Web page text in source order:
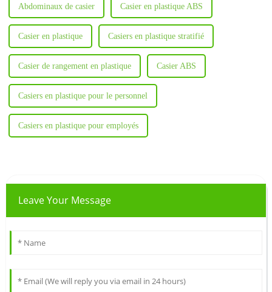
Abdominaux de casier Casier en plastique ABS
Casier en plastique Casiers en plastique stratifié
Casier de rangement en plastique Casier ABS
Casiers en plastique pour le personnel
Casiers en plastique pour employés
Leave Your Message